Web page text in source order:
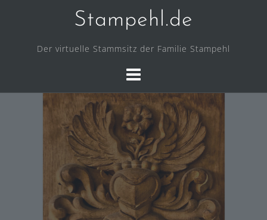
Stampehl.de
Der virtuelle Stammsitz der Familie Stampehl